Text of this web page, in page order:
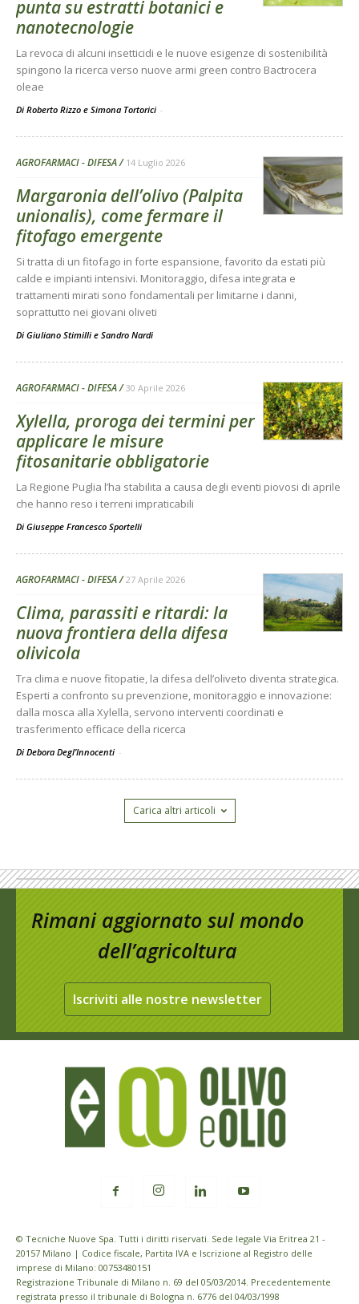
punta su estratti botanici e
nanotecnologie
La revoca di alcuni insetticidi e le nuove esigenze di sostenibilità
spingono la ricerca verso nuove armi green contro Bactrocera
oleae
Di Roberto Rizzo e Simona Tortorici -
AGROFARMACI - DIFESA 14 Luglio 2026
Margaronia dell’olivo (Palpita
unionalis), come fermare il
fitofago emergente
Si tratta di un fitofago in forte espansione, favorito da estati più
calde e impianti intensivi. Monitoraggio, difesa integrata e
trattamenti mirati sono fondamentali per limitarne i danni,
soprattutto nei giovani oliveti
Di Giuliano Stimilli e Sandro Nardi
AGROFARMACI - DIFESA 30 Aprile 2026
Xylella, proroga dei termini per
applicare le misure
fitosanitarie obbligatorie
La Regione Puglia l’ha stabilita a causa degli eventi piovosi di aprile
che hanno reso i terreni impraticabili
Di Giuseppe Francesco Sportelli
AGROFARMACI - DIFESA 27 Aprile 2026
Clima, parassiti e ritardi: la
nuova frontiera della difesa
olivicola
Tra clima e nuove fitopatie, la difesa dell’oliveto diventa strategica.
Esperti a confronto su prevenzione, monitoraggio e innovazione:
dalla mosca alla Xylella, servono interventi coordinati e
trasferimento efficace della ricerca
Di Debora Degl’Innocenti -
Carica altri articoli
Rimani aggiornato sul mondo
dell’agricoltura
Iscriviti alle nostre newsletter
© Tecniche Nuove Spa. Tutti i diritti riservati. Sede legale Via Eritrea 21 -
20157 Milano | Codice fiscale, Partita IVA e Iscrizione al Registro delle
imprese di Milano: 00753480151
Registrazione Tribunale di Milano n. 69 del 05/03/2014. Precedentemente
registrata presso il tribunale di Bologna n. 6776 del 04/03/1998